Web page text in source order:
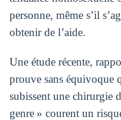
personne, même s’il
obtenir de l’aide.
Une étude récente,
prouve sans équivoque
subissent une chirurgie
genre » courent un